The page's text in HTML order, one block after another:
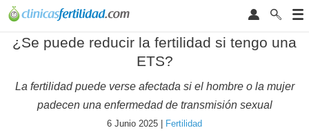
¿Se puede reducir la fertilidad si tengo una
ETS?
La fertilidad puede verse afectada si el hombre o la mujer
padecen una enfermedad de transmisión sexual
6 Junio 2025 | Fertilidad